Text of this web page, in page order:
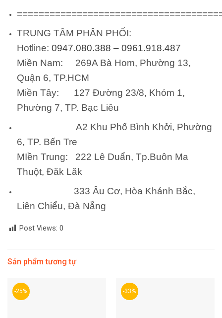
TRUNG TÂM PHÂN PHỐI:
Hotline: 0947.080.388 – 0961.918.487
Miền Nam: 269A Bà Hom, Phường 13,
Quận 6, TP.HCM
Miền Tây: 127 Đường 23/8, Khóm 1,
Phường 7, TP. Bạc Liêu
A2 Khu Phố Bình Khởi, Phường
6, TP. Bến Tre
MIền Trung: 222 Lê Duẩn, Tp.Buôn Ma
Thuột, Đăk Lăk
333 Âu Cơ, Hòa Khánh Bắc,
Liên Chiểu, Đà Nẵng
Post Views: 0
Sản phẩm tương tự
-25% -33%